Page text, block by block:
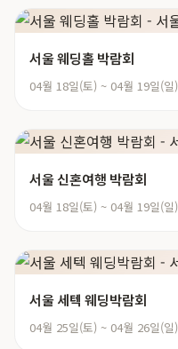
서울 웨딩홀 박람회
04월 18일(토) ~ 04월 19일(일)
서울 신혼여행 박람회
04월 18일(토) ~ 04월 19일(일)
서울 세텍 웨딩박람회
04월 25일(토) ~ 04월 26일(일)